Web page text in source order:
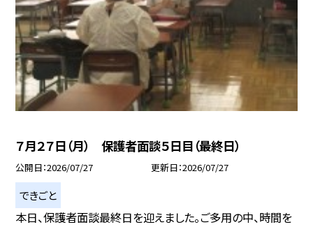
７月２７日（月） 保護者面談５日目（最終日）
公開日 2026/07/27 更新日 2026/07/27
できごと
本日、保護者面談最終日を迎えました。ご多用の中、時間を